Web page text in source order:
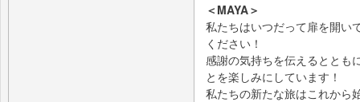
＜MAYA＞
私たちはいつだって扉を開い
ください！
感謝の気持ちを伝えるととも
とを楽しみにしています！
私たちの新たな旅はこれから